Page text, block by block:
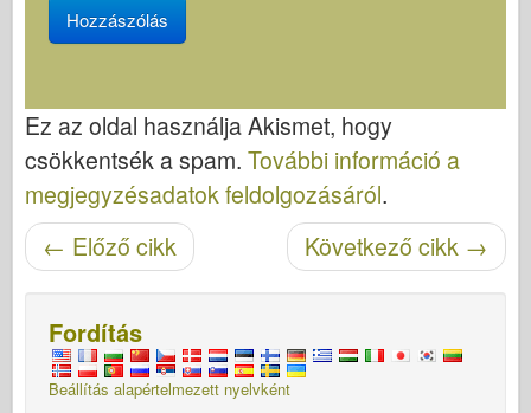
Ez az oldal használja Akismet, hogy
csökkentsék a spam. További információ a
megjegyzésadatok feldolgozásáról.
Cikk navigáció Következő cikk →
← Előző cikk
Fordítás
Beállítás alapértelmezett nyelvként